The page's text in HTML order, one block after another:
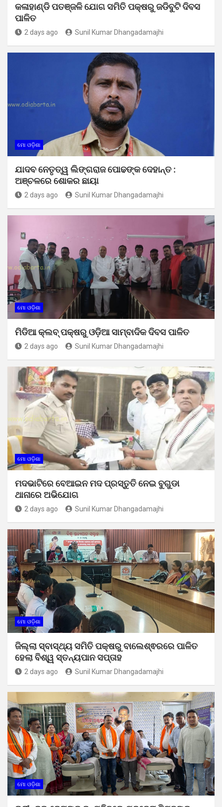
କଳାହାଣ୍ଡି ପତଞ୍ଜଳି ଯୋଗ ସମିତି ପକ୍ଷରୁ ଜଡିବୁଟି ଦିବସ
ପାଳିତ
2 days ago Sunil Kumar Dhangadamajhi
ମୋ ଓଡ଼ିଶା
ଯାଦବ ନେତୃତ୍ୱ ଲିଙ୍ଗରାଜ ପୋଢଙ୍କ ଦେହାନ୍ତ :
ଅଞ୍ଚଳରେ ଶୋକର ଛାୟା
2 days ago Sunil Kumar Dhangadamajhi
ମୋ ଓଡ଼ିଶା
ମିଡିଆ କ୍ଲବ୍ ପକ୍ଷରୁ ଓଡ଼ିଆ ସାମ୍ବାଦିକ ଦିବସ ପାଳିତ
2 days ago Sunil Kumar Dhangadamajhi
ମୋ ଓଡ଼ିଶା
ମଦଭାଟିରେ ବେଆଇନ ମଦ ପ୍ରସ୍ତୁତି ନେଇ ବୁଗୁଡା
ଥାନାରେ ଅଭିଯୋଗ
2 days ago Sunil Kumar Dhangadamajhi
ମୋ ଓଡ଼ିଶା
ଜିଲ୍ଲା ସ୍ବାସ୍ଥ୍ୟ ସମିତି ପକ୍ଷରୁ ବାଲେଶ୍ଵରରେ ପାଳିତ
ହେଲା ବିଶ୍ୱ ସ୍ତନ୍ୟପାନ ସପ୍ତାହ
2 days ago Sunil Kumar Dhangadamajhi
ମୋ ଓଡ଼ିଶା